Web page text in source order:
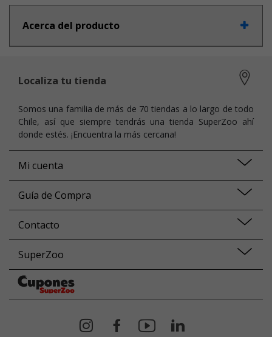
Acerca del producto
Localiza tu tienda
Somos una familia de más de 70 tiendas a lo largo de todo
Chile, así que siempre tendrás una tienda SuperZoo ahí
donde estés. ¡Encuentra la más cercana!
Mi cuenta
Guía de Compra
Contacto
SuperZoo